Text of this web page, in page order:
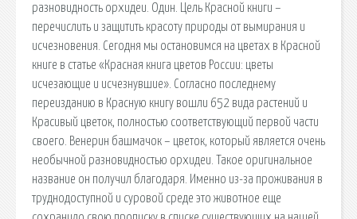
разновидность орхидеи. Один. Цель Красной книги –
перечислить и защитить красоту природы от вымирания и
исчезновения. Сегодня мы остановимся на цветах в Красной
книге в статье «Красная книга цветов России: цветы
исчезающие и исчезнувшие». Согласно последнему
переизданию в Красную книгу вошли 652 вида растений и
Красивый цветок, полностью соответствующий первой части
своего. Венерин башмачок – цветок, который является очень
необычной разновидностью орхидеи. Такое оригинальное
название он получил благодаря. Именно из-за проживания в
труднодоступной и суровой среде это животное еще